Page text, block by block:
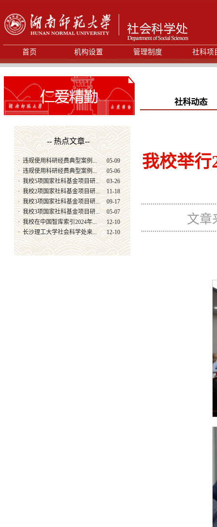
首页 机构设置 管理制度 社科项
-- 热点文章--
· 违规使用科研经费典型案例...
05-09
· 违规使用科研经费典型案例...
05-06
· 我校5项国家社科基金项目研...
03-26
· 我校2项国家社科基金项目研...
11-18
· 我校3项国家社科基金项目研...
09-17
· 我校3项国家社科基金项目研...
05-07
· 我校在中国智库索引2024年...
12-10
· 长沙理工大学社会科学处来... 12-10
社科动态
我校举行
文章